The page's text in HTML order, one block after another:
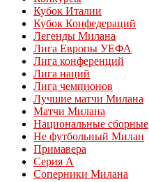
Кубок Италии
Кубок Конфедераций
Легенды Милана
Лига Европы УЕФА
Лига конференций
Лига наций
Лига чемпионов
Лучшие матчи Милана
Матчи Милана
Национальные сборные
Не футбольный Милан
Примавера
Серия А
Соперники Милана